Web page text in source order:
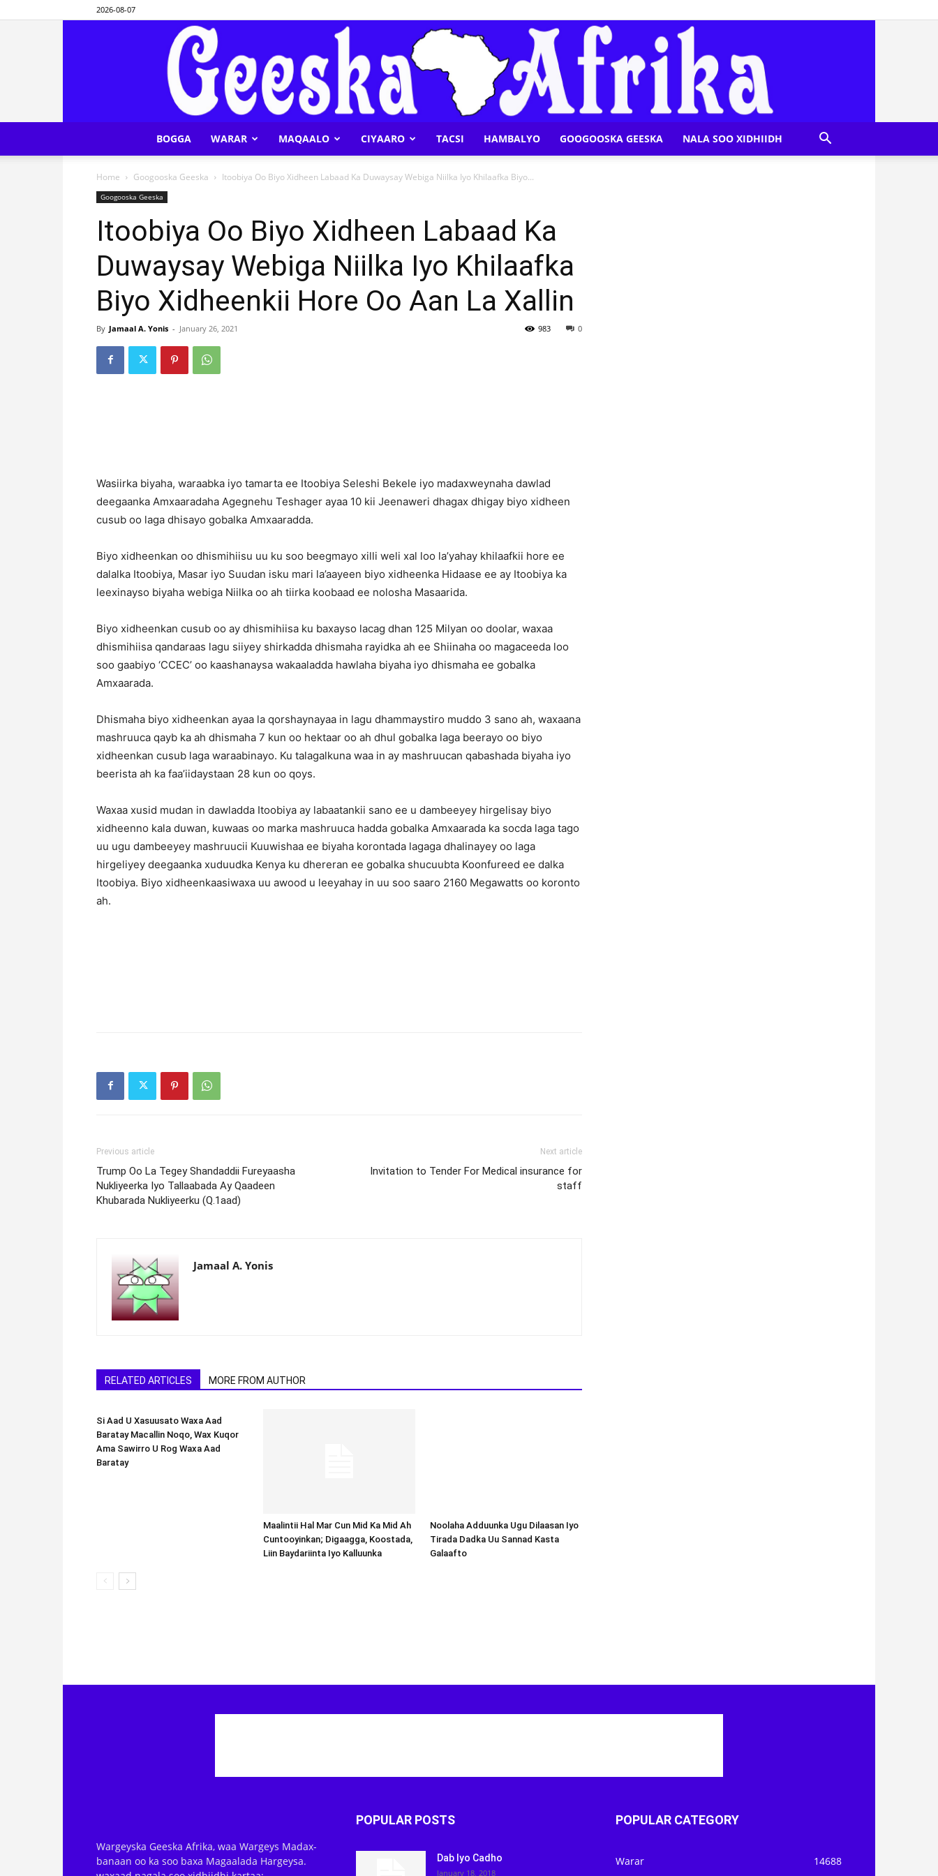
2026-08-07
Afrika
BOGGA WARAR MAQAALO CIYAARO TACSI HAMBALYO GOOGOOSKA GEESKA NALA SOO XIDHIIDH
Home Googooska Geeska Itoobiya Oo Biyo Xidheen Labaad Ka Duwaysay Webiga Niilka Iyo Khilaafka Biyo...
Googooska Geeska
Itoobiya Oo Biyo Xidheen Labaad Ka
Duwaysay Webiga Niilka Iyo Khilaafka
Biyo Xidheenkii Hore Oo Aan La Xallin
By Jamaal A. Yonis - January 26, 2021 0
983
Wasiirka biyaha, waraabka iyo tamarta ee Itoobiya Seleshi Bekele iyo madaxweynaha dawlad
deegaanka Amxaaradaha Agegnehu Teshager ayaa 10 kii Jeenaweri dhagax dhigay biyo xidheen
cusub oo laga dhisayo gobalka Amxaaradda.
Biyo xidheenkan oo dhismihiisu uu ku soo beegmayo xilli weli xal loo la’yahay khilaafkii hore ee
dalalka Itoobiya, Masar iyo Suudan isku mari la’aayeen biyo xidheenka Hidaase ee ay Itoobiya ka
leexinayso biyaha webiga Niilka oo ah tiirka koobaad ee nolosha Masaarida.
Biyo xidheenkan cusub oo ay dhismihiisa ku baxayso lacag dhan 125 Milyan oo doolar, waxaa
dhismihiisa qandaraas lagu siiyey shirkadda dhismaha rayidka ah ee Shiinaha oo magaceeda loo
soo gaabiyo ‘CCEC’ oo kaashanaysa wakaaladda hawlaha biyaha iyo dhismaha ee gobalka
Amxaarada.
Dhismaha biyo xidheenkan ayaa la qorshaynayaa in lagu dhammaystiro muddo 3 sano ah, waxaana
mashruuca qayb ka ah dhismaha 7 kun oo hektaar oo ah dhul gobalka laga beerayo oo biyo
xidheenkan cusub laga waraabinayo. Ku talagalkuna waa in ay mashruucan qabashada biyaha iyo
beerista ah ka faa’iidaystaan 28 kun oo qoys.
Waxaa xusid mudan in dawladda Itoobiya ay labaatankii sano ee u dambeeyey hirgelisay biyo
xidheenno kala duwan, kuwaas oo marka mashruuca hadda gobalka Amxaarada ka socda laga tago
uu ugu dambeeyey mashruucii Kuuwishaa ee biyaha korontada lagaga dhalinayey oo laga
hirgeliyey deegaanka xuduudka Kenya ku dhereran ee gobalka shucuubta Koonfureed ee dalka
Itoobiya. Biyo xidheenkaasiwaxa uu awood u leeyahay in uu soo saaro 2160 Megawatts oo koronto
ah.
Previous article
Trump Oo La Tegey Shandaddii Fureyaasha
Nukliyeerka Iyo Tallaabada Ay Qaadeen
Khubarada Nukliyeerku (Q.1aad)
Next article
Invitation to Tender For Medical insurance for
staff
Jamaal A. Yonis
RELATED ARTICLES MORE FROM AUTHOR
Si Aad U Xasuusato Waxa Aad
Baratay Macallin Noqo, Wax Kuqor
Ama Sawirro U Rog Waxa Aad
Baratay
Maalintii Hal Mar Cun Mid Ka Mid Ah
Cuntooyinkan; Digaagga, Koostada,
Liin Baydariinta Iyo Kalluunka
Wargeyska Geeska Afrika, waa Wargeys Madax-
banaan oo ka soo baxa Magaalada Hargeysa.
POPULAR POSTS
Dab Iyo Cadho
January 18, 2018
POPULAR CATEGORY
Warar
14688